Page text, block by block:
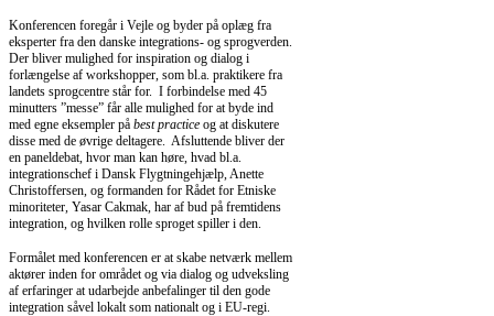
Konferencen foregår i Vejle og byder på oplæg fra
eksperter fra den danske integrations- og sprogverden.
Der bliver mulighed for inspiration og dialog i
forlængelse af workshopper, som bl.a. praktikere fra
landets sprogcentre står for. I forbindelse med 45
minutters ”messe” får alle mulighed for at byde ind
med egne eksempler på best practice og at diskutere
disse med de øvrige deltagere. Afsluttende bliver der
en paneldebat, hvor man kan høre, hvad bl.a.
integrationschef i Dansk Flygtningehjælp, Anette
Christoffersen, og formanden for Rådet for Etniske
minoriteter, Yasar Cakmak, har af bud på fremtidens
integration, og hvilken rolle sproget spiller i den.
Formålet med konferencen er at skabe netværk mellem
aktører inden for området og via dialog og udveksling
af erfaringer at udarbejde anbefalinger til den gode
integration såvel lokalt som nationalt og i EU-regi.